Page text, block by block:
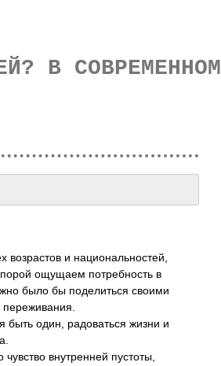
В СОВРЕМЕННОМ
и национальностей,
ощущаем потребность в
было бы поделиться своими
быть один, радоваться жизни и
внутренней пустоты,